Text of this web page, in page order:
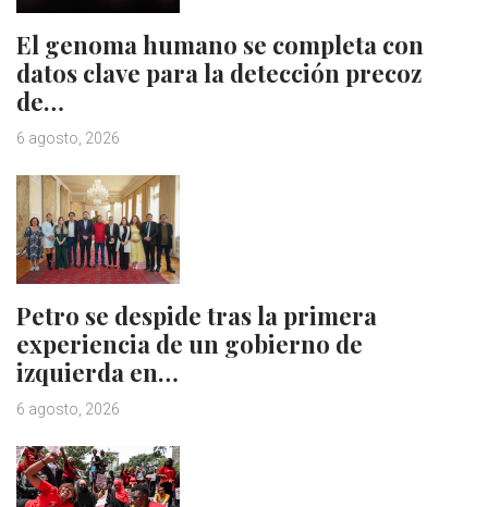
El genoma humano se completa con
datos clave para la detección precoz
de…
6 agosto, 2026
Petro se despide tras la primera
experiencia de un gobierno de
izquierda en…
6 agosto, 2026